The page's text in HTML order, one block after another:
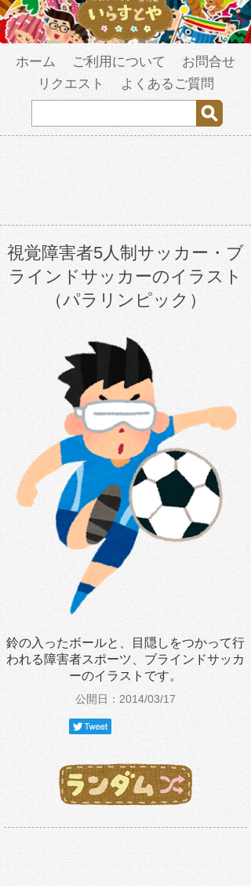
ホーム ご利用について
お問合せ
リクエスト
よくあるご質問
視覚障害者5人制サッカー・ブ
ラインドサッカーのイラスト
（パラリンピック）
鈴の入ったボールと、目隠しをつかって行
われる障害者スポーツ、ブラインドサッカ
ーのイラストです。
公開日：2014/03/17